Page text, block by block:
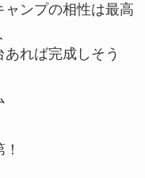
ャンプの相性は最高
れば完成しそう